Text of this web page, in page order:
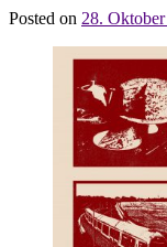
Posted on 28.